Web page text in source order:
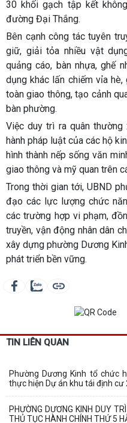
30 khối gạch tập kết
đường Đại Thắng.
Bên cạnh công tác tuyên
giữ, giải tỏa nhiều vật
quảng cáo, bàn nhựa, ghế
dụng khác lấn chiếm vỉa
toàn giao thông, tạo cảnh
bàn phường.
Việc duy trì ra quân
hành pháp luật của các hộ
hình thành nếp sống văn
giao thông và mỹ quan trên
Trong thời gian tới, UBND
đạo các lực lượng chức
các trường hợp vi phạm,
truyền, vận động nhân dân
xây dựng phường Dương
phát triển bền vững.
TIN LIÊN QUAN
Phường Dương Kinh tổ chức
thực hiện Dự án khu tái định
PHƯỜNG DƯƠNG KINH DUY
THỦ TỤC HÀNH CHÍNH THỨ 5